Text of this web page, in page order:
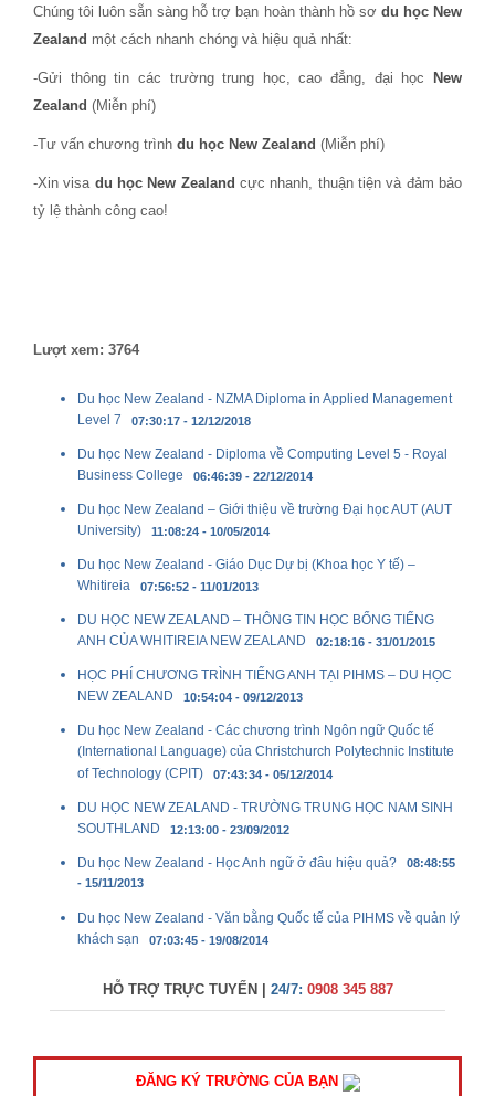
Chúng tôi luôn sẵn sàng hỗ trợ bạn hoàn thành hồ sơ du học New
Zealand một cách nhanh chóng và hiệu quả nhất:
-Gửi thông tin các trường trung học, cao đẳng, đại học
New
Zealand (Miễn phí)
-Tư vấn chương trình du học New Zealand (Miễn phí)
-Xin visa du học New Zealand cực nhanh, thuận tiện và đảm bảo
tỷ lệ thành công cao!
Lượt xem: 3764
Du học New Zealand - NZMA Diploma in Applied Management
Level 7 07:30:17 - 12/12/2018
Du học New Zealand - Diploma về Computing Level 5 - Royal
Business College 06:46:39 - 22/12/2014
Du học New Zealand – Giới thiệu về trường Đại học AUT (AUT
University) 11:08:24 - 10/05/2014
Du học New Zealand - Giáo Dục Dự bị (Khoa học Y tế) –
Whitireia 07:56:52 - 11/01/2013
DU HỌC NEW ZEALAND – THÔNG TIN HỌC BỔNG TIẾNG
ANH CỦA WHITIREIA NEW ZEALAND 02:18:16 - 31/01/2015
HỌC PHÍ CHƯƠNG TRÌNH TIẾNG ANH TẠI PIHMS – DU HỌC
NEW ZEALAND 10:54:04 - 09/12/2013
Du học New Zealand - Các chương trình Ngôn ngữ Quốc tế
(International Language) của Christchurch Polytechnic Institute
of Technology (CPIT)
07:43:34 - 05/12/2014
DU HỌC NEW ZEALAND - TRƯỜNG TRUNG HỌC NAM SINH
SOUTHLAND 12:13:00 - 23/09/2012
Du học New Zealand - Học Anh ngữ ở đâu hiệu quả? 08:48:55
- 15/11/2013
Du học New Zealand - Văn bằng Quốc tế của PIHMS về quản lý
khách sạn 07:03:45 - 19/08/2014
HỖ TRỢ TRỰC TUYẾN | 24/7: 0908 345 887
ĐĂNG KÝ TRƯỜNG CỦA BẠN